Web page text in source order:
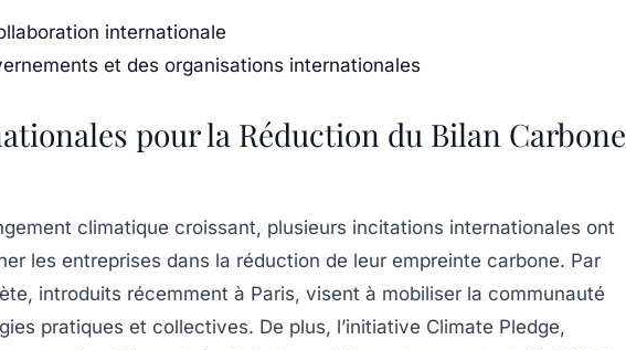
internationale
et des organisations internationales
pour la Réduction du Bilan Carbone
climatique croissant, plusieurs incitations internationales ont
les entreprises dans la réduction de leur empreinte carbone. Par
, introduits récemment à Paris, visent à mobiliser la communauté
pratiques et collectives. De plus, l’initiative Climate Pledge,